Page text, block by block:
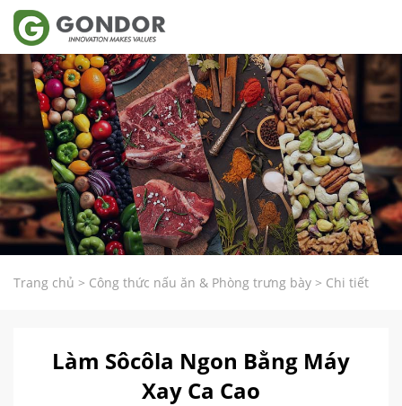
Trang chủ > Công thức nấu ăn & Phòng trưng bày > Chi tiết
Làm Sôcôla Ngon Bằng Máy
Xay Ca Cao